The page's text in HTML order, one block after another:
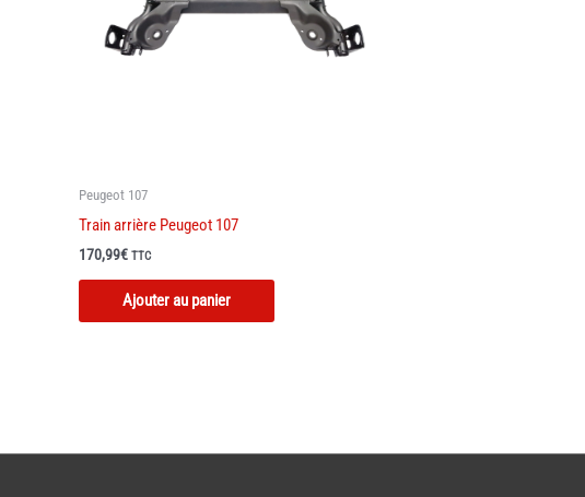
Peugeot 107
Train arrière Peugeot 107
170,99€ TTC
Ajouter au panier